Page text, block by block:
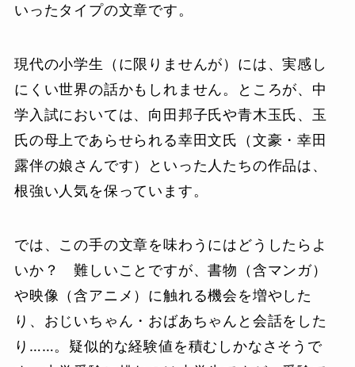
いったタイプの文章です。
現代の小学生（に限りませんが）には、実感し
にくい世界の話かもしれません。ところが、中
学入試においては、向田邦子氏や青木玉氏、玉
氏の母上であらせられる幸田文氏（文豪・幸田
露伴の娘さんです）といった人たちの作品は、
根強い人気を保っています。
では、この手の文章を味わうにはどうしたらよ
いか？ 難しいことですが、書物（含マンガ）
や映像（含アニメ）に触れる機会を増やした
り、おじいちゃん・おばあちゃんと会話をした
り……。疑似的な経験値を積むしかなさそうで